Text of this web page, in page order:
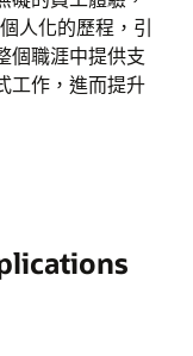
人化的歷程，引
個職涯中提供支
工作，進而提升